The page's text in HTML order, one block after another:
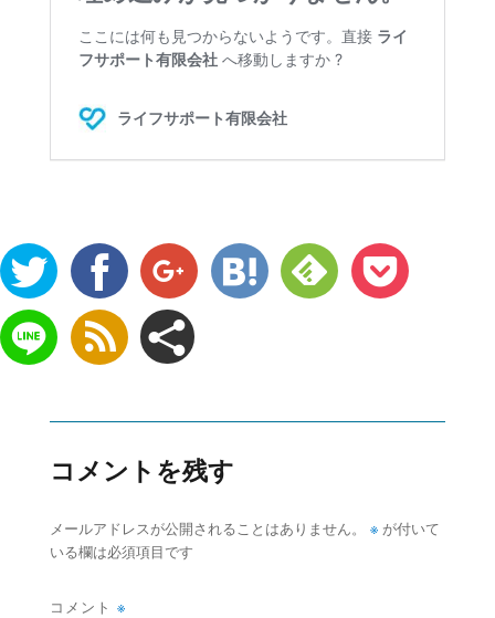
コメントを残す
メールアドレスが公開されることはありません。 ※が付いて
いる欄は必須項目です
コメント ※